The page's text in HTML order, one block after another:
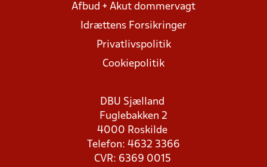
Afbud + Akut dommervagt
Idrættens Forsikringer
Privatlivspolitik
Cookiepolitik
DBU Sjælland
Fuglebakken 2
4000 Roskilde
Telefon: 4632 3366
CVR: 6369 0015